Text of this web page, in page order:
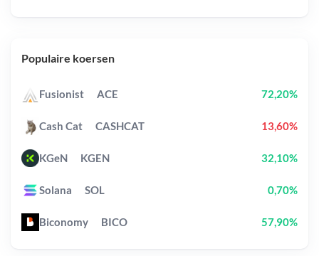
Populaire koersen
Fusionist ACE 72,20%
Cash Cat CASHCAT 13,60%
KGeN KGEN 32,10%
Solana SOL 0,70%
Biconomy BICO 57,90%